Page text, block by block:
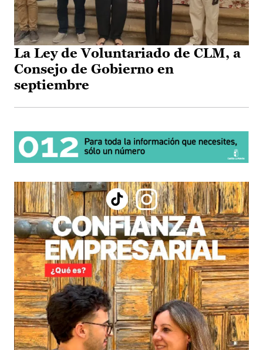
La Ley de Voluntariado de CLM, a
Consejo de Gobierno en
septiembre